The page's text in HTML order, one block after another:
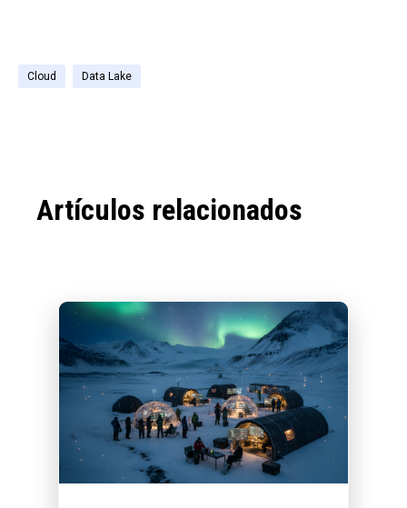
Cloud Data Lake
Artículos relacionados